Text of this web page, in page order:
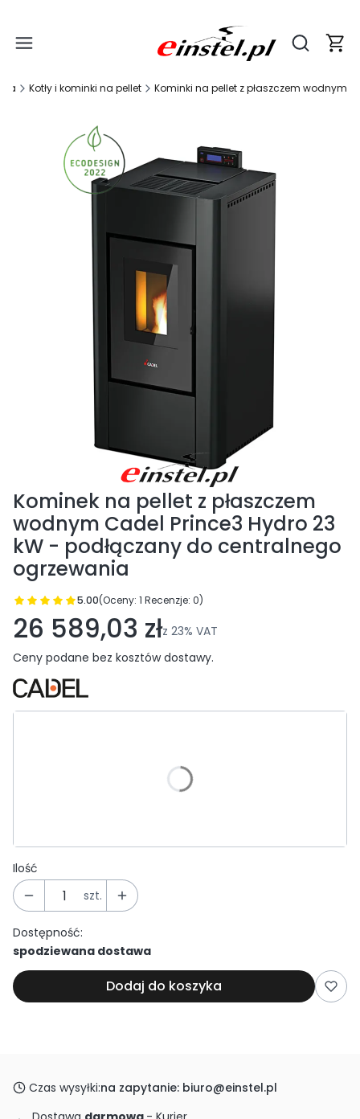
Otwórz
Kotły i kominki na pellet Kominki na pellet z płaszczem wodnym
Kominek na pellet z płaszczem
wodnym Cadel Prince3 Hydro 23
kW - podłączany do centralnego
ogrzewania
5.00(Oceny: 1 Recenzje: 0)
Przejdź do sekcji Opinie
26 589,03 złz 23% VAT
Ceny podane bez kosztów dostawy.
Ilość
szt.
Dostępność:
spodziewana dostawa
Dodaj do koszyka
Czas wysyłki:na zapytanie: biuro@einstel.pl